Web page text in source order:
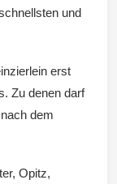
und
erst
Zu denen darf
dem
Opitz,